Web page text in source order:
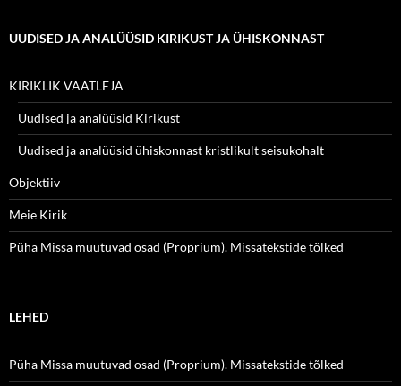
UUDISED JA ANALÜÜSID KIRIKUST JA ÜHISKONNAST
KIRIKLIK VAATLEJA
Uudised ja analüüsid Kirikust
Uudised ja analüüsid ühiskonnast kristlikult seisukohalt
Objektiiv
Meie Kirik
Püha Missa muutuvad osad (Proprium). Missatekstide tõlked
LEHED
Püha Missa muutuvad osad (Proprium). Missatekstide tõlked